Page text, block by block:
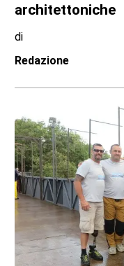
architettoniche
di
Redazione